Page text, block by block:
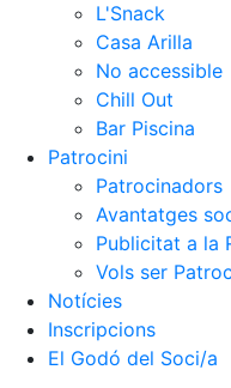
L'Snack
Casa Arilla
No accessible
Chill Out
Bar Piscina
Patrocini
Patrocinadors
Avantatges
Publicitat a la
Vols ser
Notícies
Inscripcions
El Godó del Soci/a